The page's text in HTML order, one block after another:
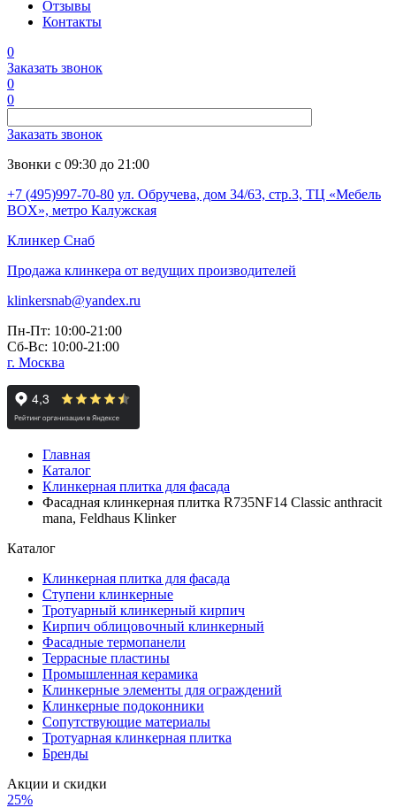
Отзывы
Контакты
0
Заказать звонок
0
0
Заказать звонок
Звонки с 09:30 до 21:00
+7 (495)997-70-80 ул. Обручева, дом 34/63, стр.3, ТЦ «Мебель
BOX», метро Калужская
Клинкер Снаб
Продажа клинкера от ведущих производителей
klinkersnab@yandex.ru
Пн-Пт: 10:00-21:00
Сб-Вс: 10:00-21:00
г. Москва
Главная
Каталог
Клинкерная плитка для фасада
Фасадная клинкерная плитка R735NF14 Classic anthracit
mana, Feldhaus Klinker
Каталог
Клинкерная плитка для фасада
Ступени клинкерные
Тротуарный клинкерный кирпич
Кирпич облицовочный клинкерный
Фасадные термопанели
Террасные пластины
Промышленная керамика
Клинкерные элементы для ограждений
Клинкерные подоконники
Сопутствующие материалы
Тротуарная клинкерная плитка
Бренды
Акции и скидки
25%